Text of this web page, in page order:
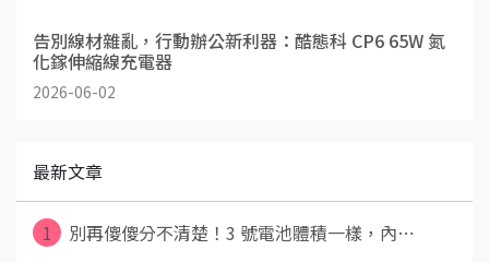
告別線材雜亂，行動辦公新利器：酷態科 CP6 65W 氮
化鎵伸縮線充電器
2026-06-02
最新文章
1
別再傻傻分不清楚！3 號電池體積一樣，內⋯